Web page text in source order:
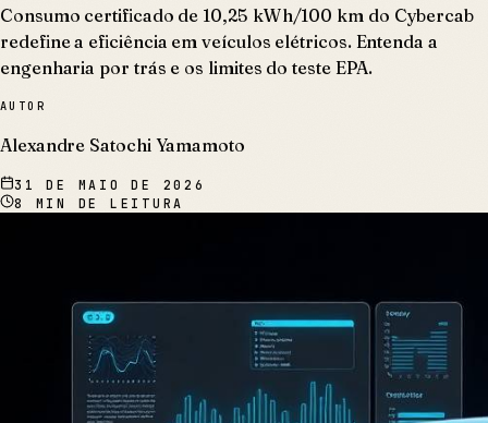
Consumo certificado de 10,25 kWh/100 km do Cybercab
redefine a eficiência em veículos elétricos. Entenda a
engenharia por trás e os limites do teste EPA.
AUTOR
Alexandre Satochi Yamamoto
31 DE MAIO DE 2026
8
MIN DE LEITURA